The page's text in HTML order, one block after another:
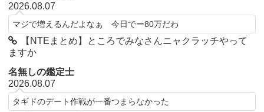
2026.08.07
マジで増えるんだよなぁ 今日でー80万だわ
【NTEまとめ】ところでみなさんニャクラッチやって
ますか
名無しの鑑定士
2026.08.07
タギドのデート作戦が一番つまらなかった